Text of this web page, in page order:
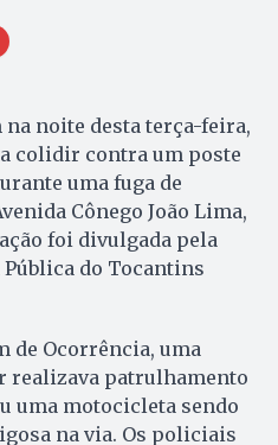
noite desta terça-feira,
colidir contra um poste
uma fuga de
Cônego João Lima,
foi divulgada pela
Pública do Tocantins
de Ocorrência, uma
realizava patrulhamento
uma motocicleta sendo
na via. Os policiais